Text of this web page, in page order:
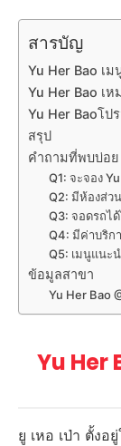
สารบัญ
Yu Her Bao เ
Yu Her Bao เ
Yu Her Baoโป
สรุป
คำถามที่พบบ่อย
Q1: จะจอง
Q2: มีห้องส่ว
Q3: จอดรถไ
Q4: มีค่าบริก
Q5: เมนูแนะ
ข้อมูลสาขา
Yu Her Bao
Yu Her
ยู เหอ เป่า ตั้งอ